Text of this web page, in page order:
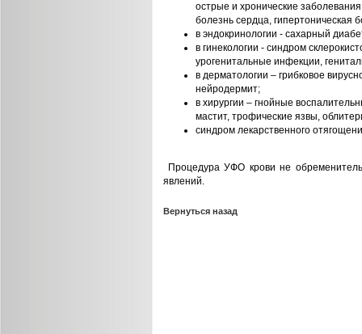
острые и хронические
болезнь сердца, гипертоническая
в эндокринологии - сахарный
в гинекологии - синдром
урогенитальные инфекции,
в дерматологии – грибковое
нейродермит;
в хирургии – гнойные
мастит, трофические язвы,
синдром лекарственного
Процедура УФО крови не
явлений.
Вернуться назад